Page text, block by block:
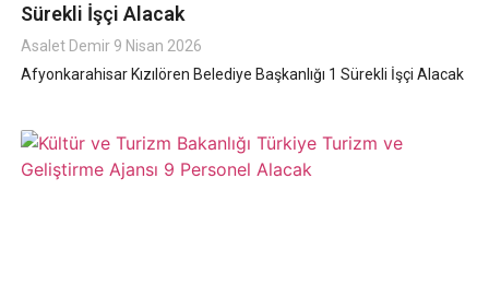
Sürekli İşçi Alacak
Asalet Demir 9 Nisan 2026
Afyonkarahisar Kızılören Belediye Başkanlığı 1 Sürekli İşçi Alacak